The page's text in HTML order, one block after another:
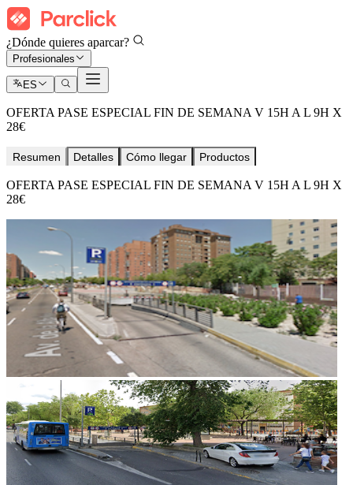
¿Dónde quieres aparcar?
Profesionales
ES
OFERTA PASE ESPECIAL FIN DE SEMANA V 15H A L 9H X
28€
Resumen Detalles Cómo llegar Productos
OFERTA PASE ESPECIAL FIN DE SEMANA V 15H A L 9H X
28€